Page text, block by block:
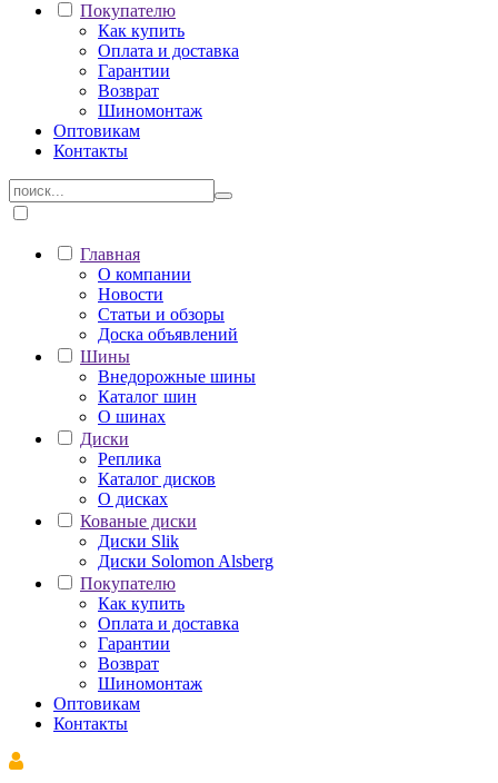
Покупателю
Как купить
Оплата и доставка
Гарантии
Возврат
Шиномонтаж
Оптовикам
Контакты
Главная
О компании
Новости
Статьи и обзоры
Доска объявлений
Шины
Внедорожные шины
Каталог шин
О шинах
Диски
Реплика
Каталог дисков
О дисках
Кованые диски
Диски Slik
Диски Solomon Alsberg
Покупателю
Как купить
Оплата и доставка
Гарантии
Возврат
Шиномонтаж
Оптовикам
Контакты